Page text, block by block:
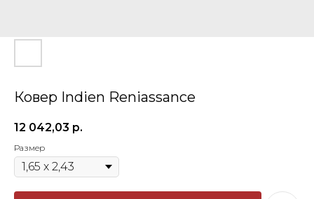
Ковер Indien Reniassance
12 042,03 р.
Размер